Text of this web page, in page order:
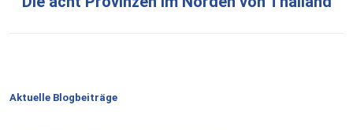
Aktuelle Blogbeiträge